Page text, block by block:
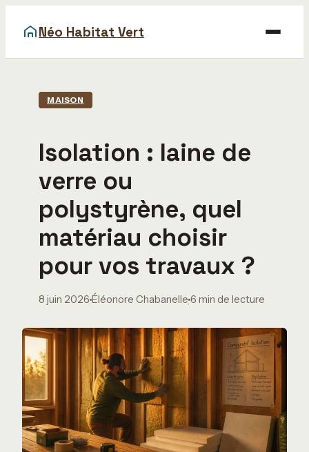
Néo Habitat Vert
Maison
Déco
Gastronomie
Immobilier
MAISON
Isolation : laine de
verre ou
polystyrène, quel
matériau choisir
pour vos travaux ?
8 juin 2026·Éléonore Chabanelle·6 min de lecture